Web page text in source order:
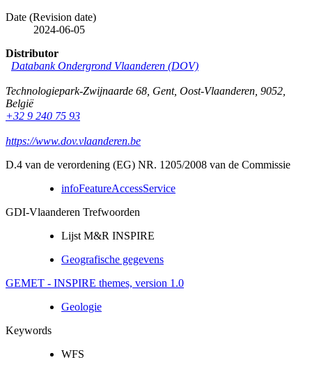
Date (Revision date)
2024-06-05
Distributor
Databank Ondergrond Vlaanderen (DOV)
Technologiepark-Zwijnaarde 68 Gent, Oost-Vlaanderen 9052
België
+32 9 240 75 93
https://www.dov.vlaanderen.be
D.4 van de verordening (EG) NR. 1205/2008 van de Commissie
infoFeatureAccessService
GDI-Vlaanderen Trefwoorden
Lijst M&R INSPIRE
Geografische gegevens
GEMET - INSPIRE themes, version 1.0
Geologie
Keywords
WFS